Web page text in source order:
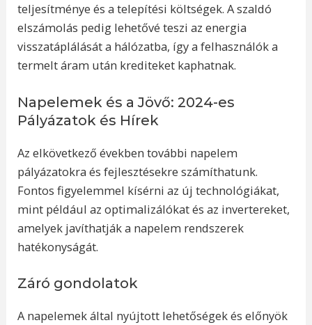
teljesítménye és a telepítési költségek. A szaldó
elszámolás pedig lehetővé teszi az energia
visszatáplálását a hálózatba, így a felhasználók a
termelt áram után krediteket kaphatnak.
Napelemek és a Jövő: 2024-es
Pályázatok és Hírek
Az elkövetkező években további napelem
pályázatokra és fejlesztésekre számíthatunk.
Fontos figyelemmel kísérni az új technológiákat,
mint például az optimalizálókat és az invertereket,
amelyek javíthatják a napelem rendszerek
hatékonyságát.
Záró gondolatok
A napelemek által nyújtott lehetőségek és előnyök